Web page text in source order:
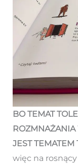
BO TEMAT
ROZMNAŻANIA
JEST TEMATEM
więc na